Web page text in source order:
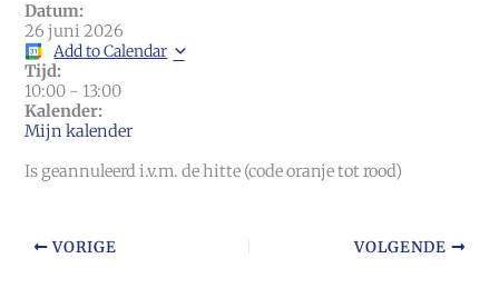
Datum:
26 juni 2026
Add to Calendar
Tijd:
10:00 - 13:00
Kalender:
Mijn kalender
Is geannuleerd i.v.m. de hitte (code oranje tot rood)
VORIGE VOLGENDE